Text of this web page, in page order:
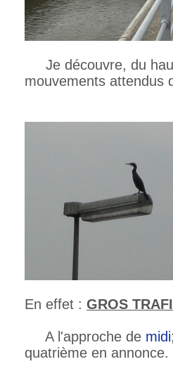
Je découvre, du
mouvements attendus
En effet : GROS
A l'approche de midi
quatrième en annonce.